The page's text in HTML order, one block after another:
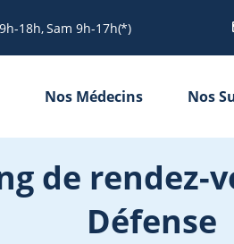
18h, Sam 9h-17h(*)
Nos Médecins Nos
de rendez-
Défense